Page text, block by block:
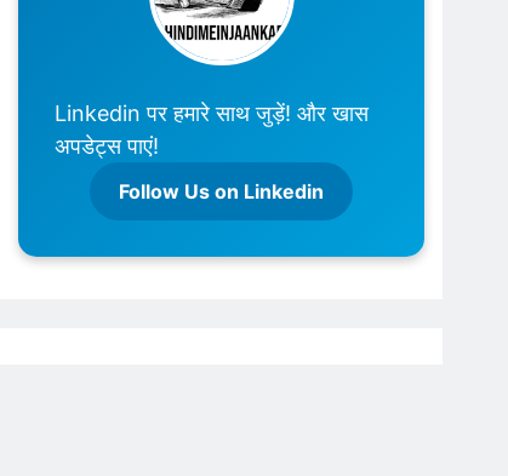
Linkedin पर हमारे साथ जुड़ें! और खास
अपडेट्स पाएं!
Follow Us on Linkedin